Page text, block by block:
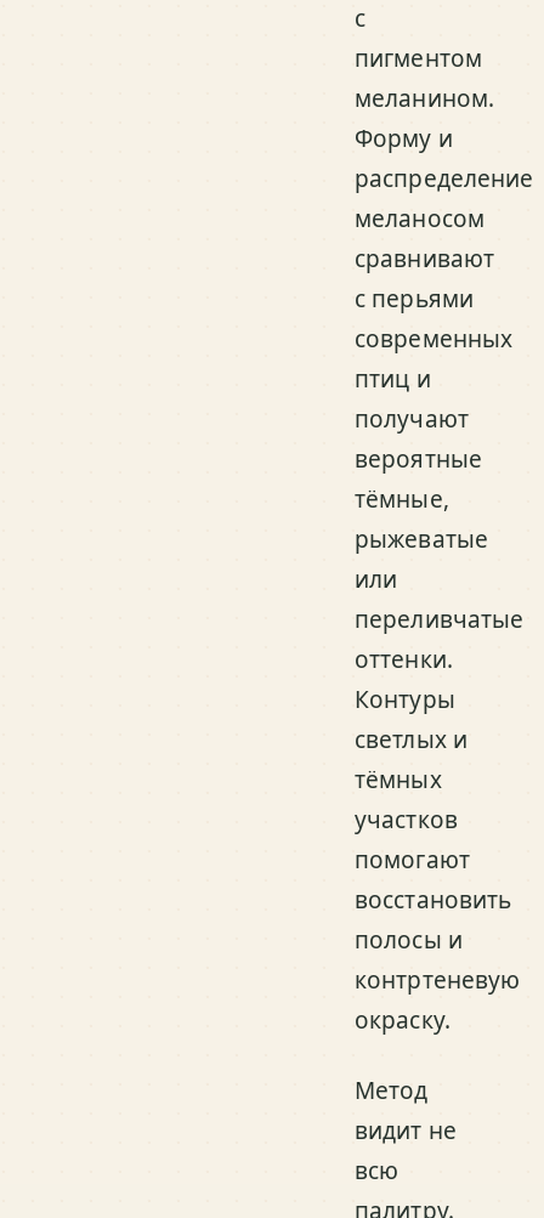
с
пигментом
меланином.
Форму и
распределение
меланосом
сравнивают
с перьями
современных
птиц и
получают
вероятные
тёмные,
рыжеватые
или
переливчатые
оттенки.
Контуры
светлых и
тёмных
участков
помогают
восстановить
полосы и
контртеневую
окраску.
Метод
видит не
всю
палитру.